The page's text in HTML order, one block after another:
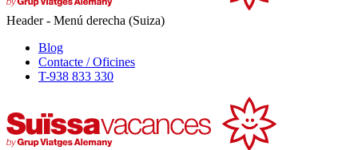
Header - Menú derecha (Suiza)
Blog
Contacte / Oficines
T-938 833 330